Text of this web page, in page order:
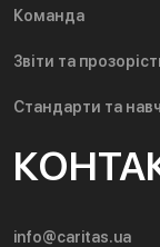
Команда
Звіти та
Стандарти та
info@caritas.ua